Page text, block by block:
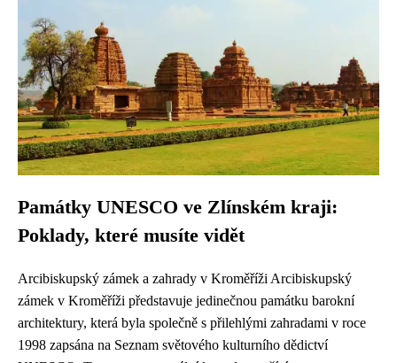
Památky UNESCO ve Zlínském kraji:
Poklady, které musíte vidět
Arcibiskupský zámek a zahrady v Kroměříži Arcibiskupský
zámek v Kroměříži představuje jedinečnou památku barokní
architektury, která byla společně s přilehlými zahradami v roce
1998 zapsána na Seznam světového kulturního dědictví